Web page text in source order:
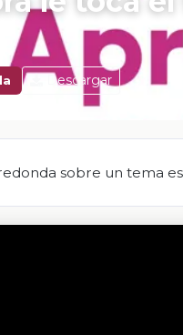
Descargar
sobre un tema